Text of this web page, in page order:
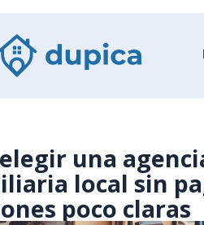
una
local sin
poco claras